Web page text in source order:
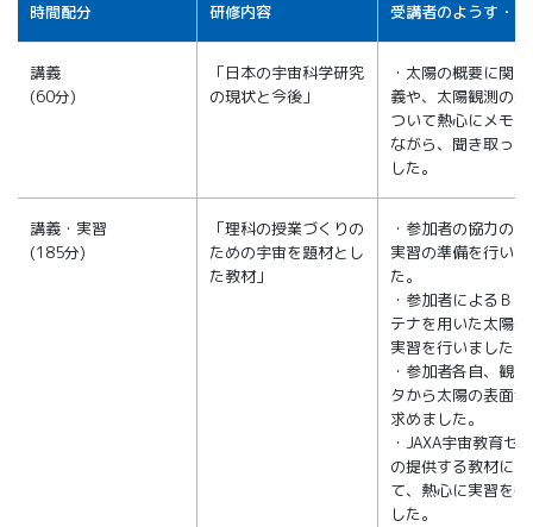
時間配分 研修内容 受講者のようす・感
講義
(60分)
「日本の宇宙科学研究
の現状と今後」
・太陽の概要に関
義や、太陽観測の
ついて熱心にメモ
ながら、聞き取っ
した。
講義・実習
(185分)
「理科の授業づくりの
ための宇宙を題材とし
た教材」
・参加者の協力の
実習の準備を行い
た。
・参加者によるＢ
テナを用いた太陽
実習を行いました。
・参加者各自、観
タから太陽の表面
求めました。
・JAXA宇宙教育セ
の提供する教材に
て、熱心に実習を
した。